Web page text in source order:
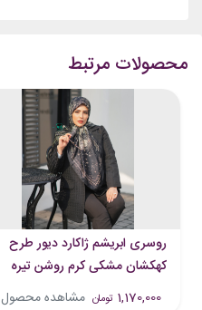
محصولات مرتبط
روسری ابریشم ژاکارد دیور طرح
کهکشان مشکی کرم روشن تیره
1,170,000 تومان مشاهده محصول